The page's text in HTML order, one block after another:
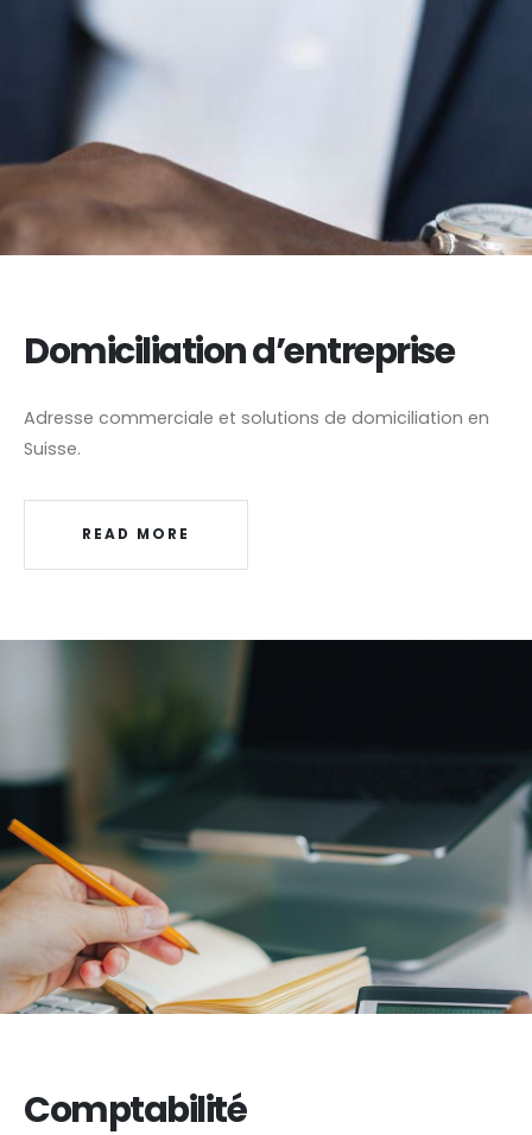
Domiciliation d’entreprise
Adresse commerciale et solutions de domiciliation en
Suisse.
READ MORE
Comptabilité